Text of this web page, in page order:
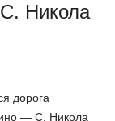
Никола
дорога
— С. Никола